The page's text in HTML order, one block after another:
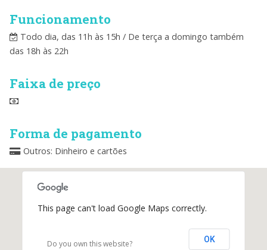
Funcionamento
Todo dia, das 11h às 15h / De terça a domingo também
das 18h às 22h
Faixa de preço
Forma de pagamento
Outros: Dinheiro e cartões
This page can't load Google Maps correctly.
Do you own this website? OK